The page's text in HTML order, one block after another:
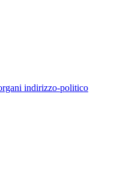
indirizzo-politico